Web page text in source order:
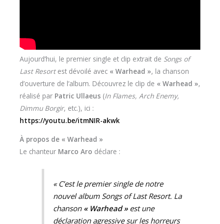
Aujourd’hui, le premier single et clip extrait de Songs of
Last Resortest dévoilé avec « Warhead », la chanson
d’ouverture de l’album. Découvrez le clip de « Warhead »,
réalisé par Patric Ullaeus (In Flames, Arch Enemy,
Dimmu Borgir, etc.), ici :
https://youtu.be/itmNIR-akwk
À propos de « Warhead »
Le chanteur Marco Aro déclare :
« C’est le premier single de notre
nouvel album Songs of Last Resort. La
chanson « Warhead »est une
déclaration agressive sur les horreurs